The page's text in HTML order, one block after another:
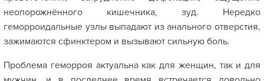
неопорожнённого кишечника, зуд. Нередко
геморроидальные узлы выпадают из анального отверстия,
зажимаются сфинктером и вызывают сильную боль.
Проблема геморроя актуальна как для женщин, так и для